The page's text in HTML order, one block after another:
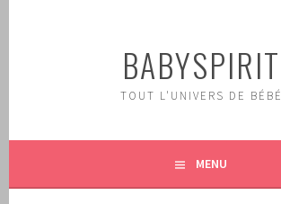
BABYSPIRIT
TOUT L'UNIVERS DE BÉBÉ
MENU